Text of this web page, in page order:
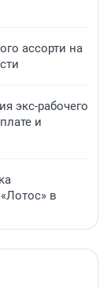
ассорти на
экс-рабочего
и
в